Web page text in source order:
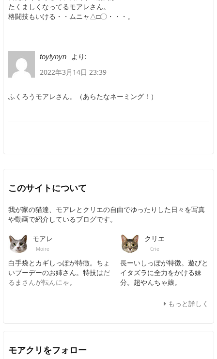
たくましくなってるモアレさん。
格闘技もいける・・ムニャ△□〇・・・。
toylynyn
より:
2022年3月14日 23:39
ふくろうモアレさん。（あらたなネーミング！）
このサイトについて
我が家の猫達、モアレとクリエの自由でゆったりした日々を写真
や動画で紹介しているブログです。
モアレ
Moire
白手袋とカギしっぽが特徴。ちょ
いブーデーのお姉さん。特技はだ
るまさんが転んにゃ。
クリエ
Crie
長ーいしっぽが特徴。遊びと
イタズラに全力をかける妹
分。超やんちゃ娘。
もっと詳しく
モアクリをフォロー